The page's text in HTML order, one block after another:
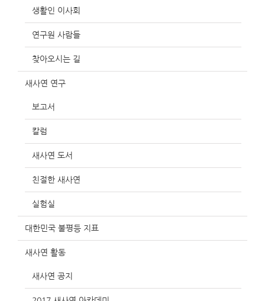
생활인 이사회
연구원 사람들
찾아오시는 길
새사연 연구
보고서
칼럼
새사연 도서
친절한 새사연
실험실
대한민국 불평등 지표
새사연 활동
새사연 공지